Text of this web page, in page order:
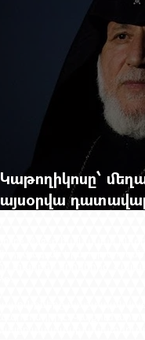
Կաթողիկոսը՝
այսօրվա